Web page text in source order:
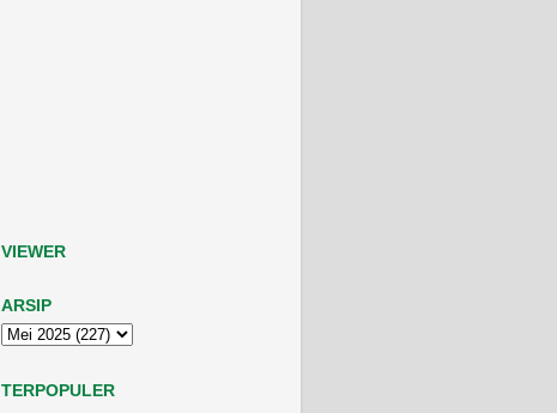
VIEWER
ARSIP
TERPOPULER